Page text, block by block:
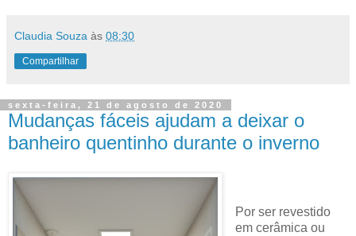
Claudia Souza às 08:30
Compartilhar
sexta-feira, 21 de agosto de 2020
Mudanças fáceis ajudam a deixar o
banheiro quentinho durante o inverno
Por ser revestido
em cerâmica ou